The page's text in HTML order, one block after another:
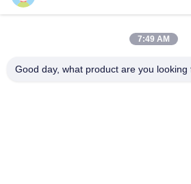
Contacto rápido
5F,B3, Fábrica Industrial de
7:49 AM
Good day, what product are you looking